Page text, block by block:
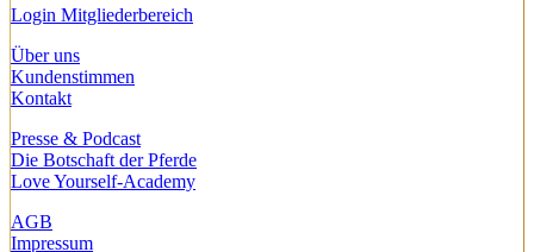
Login Mitgliederbereich
Über uns
Kundenstimmen
Kontakt
Presse & Podcast
Die Botschaft der Pferde
Love Yourself-Academy
AGB
Impressum